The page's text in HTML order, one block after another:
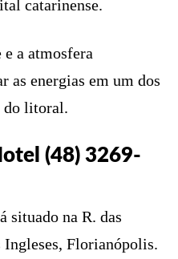
catarinense.
a atmosfera
as energias em um dos
do litoral.
(48) 3269-
situado na R. das
Ingleses, Florianópolis.